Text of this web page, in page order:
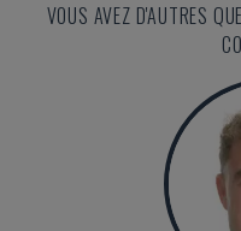
VOUS AVEZ D'AUTRES